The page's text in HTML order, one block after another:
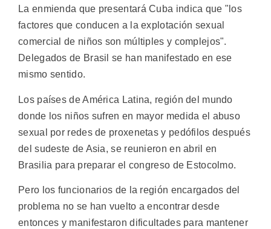
La enmienda que presentará Cuba indica que "los
factores que conducen a la explotación sexual
comercial de niños son múltiples y complejos".
Delegados de Brasil se han manifestado en ese
mismo sentido.
Los países de América Latina, región del mundo
donde los niños sufren en mayor medida el abuso
sexual por redes de proxenetas y pedófilos después
del sudeste de Asia, se reunieron en abril en
Brasilia para preparar el congreso de Estocolmo.
Pero los funcionarios de la región encargados del
problema no se han vuelto a encontrar desde
entonces y manifestaron dificultades para mantener